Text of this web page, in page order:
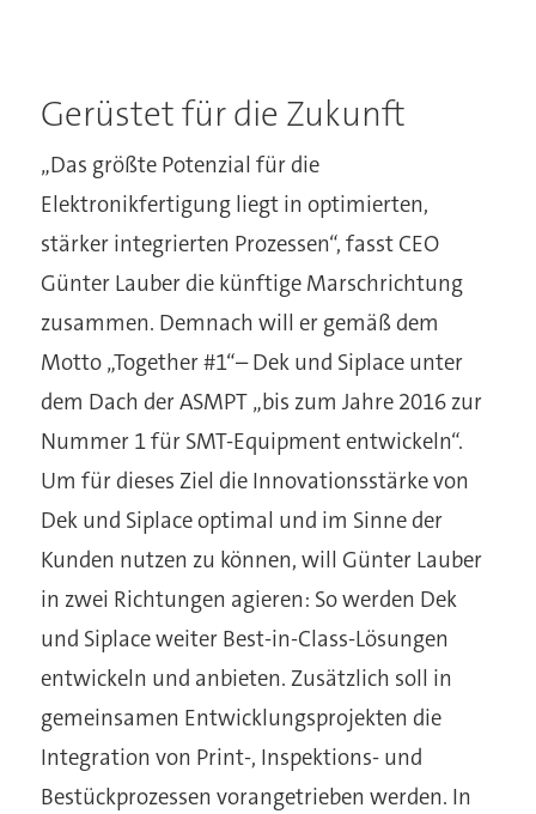
Gerüstet für die Zukunft
„Das größte Potenzial für die
Elektronikfertigung liegt in optimierten,
stärker integrierten Prozessen“, fasst CEO
Günter Lauber die künftige Marschrichtung
zusammen. Demnach will er gemäß dem
Motto „Together #1“– Dek und Siplace unter
dem Dach der ASMPT „bis zum Jahre 2016 zur
Nummer 1 für SMT-Equipment entwickeln“.
Um für dieses Ziel die Innovationsstärke von
Dek und Siplace optimal und im Sinne der
Kunden nutzen zu können, will Günter Lauber
in zwei Richtungen agieren: So werden Dek
und Siplace weiter Best-in-Class-Lösungen
entwickeln und anbieten. Zusätzlich soll in
gemeinsamen Entwicklungsprojekten die
Integration von Print-, Inspektions- und
Bestückprozessen vorangetrieben werden. In